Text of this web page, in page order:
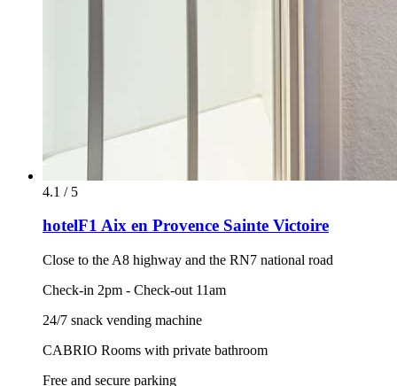
4.1 / 5
hotelF1 Aix en Provence Sainte Victoire
Close to the A8 highway and the RN7 national road
Check-in 2pm - Check-out 11am
24/7 snack vending machine
CABRIO Rooms with private bathroom
Free and secure parking